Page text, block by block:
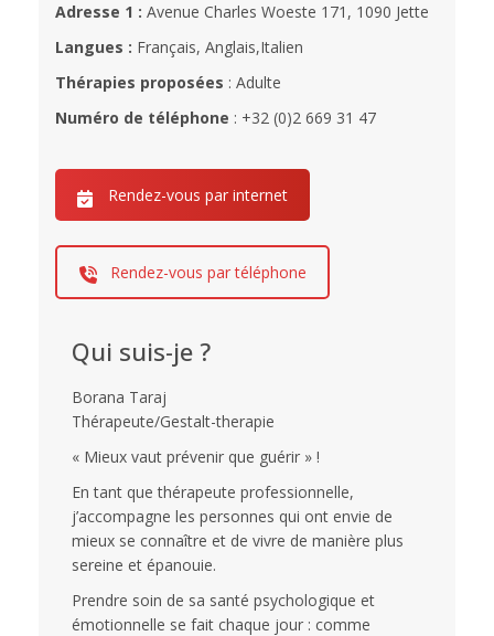
Adresse 1 : Avenue Charles Woeste 171, 1090 Jette
Langues : Français, Anglais,Italien
Thérapies proposées : Adulte
Numéro de téléphone : +32 (0)2 669 31 47
Rendez-vous par internet
Rendez-vous par téléphone
Qui suis-je ?
Borana Taraj
Thérapeute/Gestalt-therapie
« Mieux vaut prévenir que guérir » !
En tant que thérapeute professionnelle,
j’accompagne les personnes qui ont envie de
mieux se connaître et de vivre de manière plus
sereine et épanouie.
Prendre soin de sa santé psychologique et
émotionnelle se fait chaque jour : comme